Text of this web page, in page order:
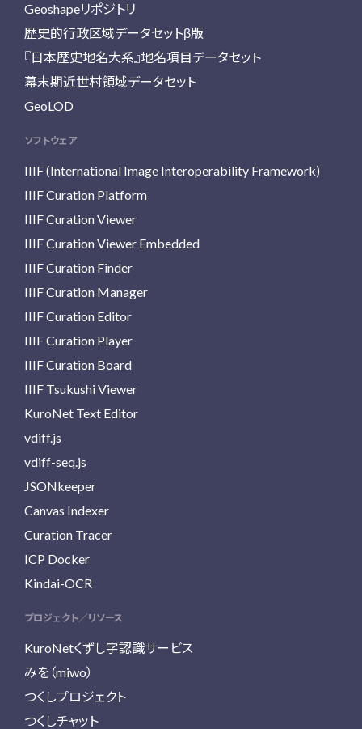
Geoshapeリポジトリ
歴史的行政区域データセットβ版
『日本歴史地名大系』地名項目データセット
幕末期近世村領域データセット
GeoLOD
ソフトウェア
IIIF (International Image Interoperability Framework)
IIIF Curation Platform
IIIF Curation Viewer
IIIF Curation Viewer Embedded
IIIF Curation Finder
IIIF Curation Manager
IIIF Curation Editor
IIIF Curation Player
IIIF Curation Board
IIIF Tsukushi Viewer
KuroNet Text Editor
vdiff.js
vdiff-seq.js
JSONkeeper
Canvas Indexer
Curation Tracer
ICP Docker
Kindai-OCR
プロジェクト／リソース
KuroNetくずし字認識サービス
みを（miwo）
つくしプロジェクト
つくしチャット